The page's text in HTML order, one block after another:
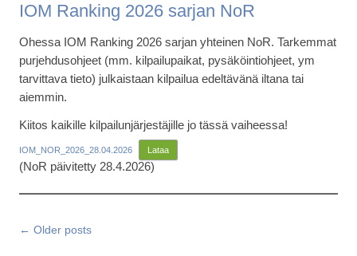
IOM Ranking 2026 sarjan NoR
Ohessa IOM Ranking 2026 sarjan yhteinen NoR. Tarkemmat
purjehdusohjeet (mm. kilpailupaikat, pysäköintiohjeet, ym
tarvittava tieto) julkaistaan kilpailua edeltävänä iltana tai
aiemmin.
Kiitos kaikille kilpailunjärjestäjille jo tässä vaiheessa!
IOM_NOR_2026_28.04.2026 Lataa
(NoR päivitetty 28.4.2026)
Post navigation
← Older posts